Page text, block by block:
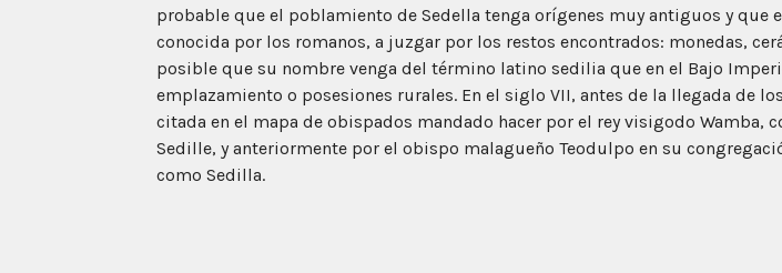
probable que el poblamiento de Sedella tenga orígenes muy antiguos y que
conocida por los romanos, a juzgar por los restos encontrados: monedas,
posible que su nombre venga del término latino sedilia que en el Bajo
emplazamiento o posesiones rurales. En el siglo VII, antes de la llegada de
citada en el mapa de obispados mandado hacer por el rey visigodo Wamba,
Sedille, y anteriormente por el obispo malagueño Teodulpo en su
como Sedilla.